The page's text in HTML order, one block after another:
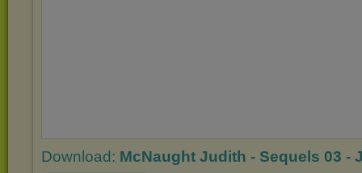
Download: McNaught Judith - Sequels 03 -